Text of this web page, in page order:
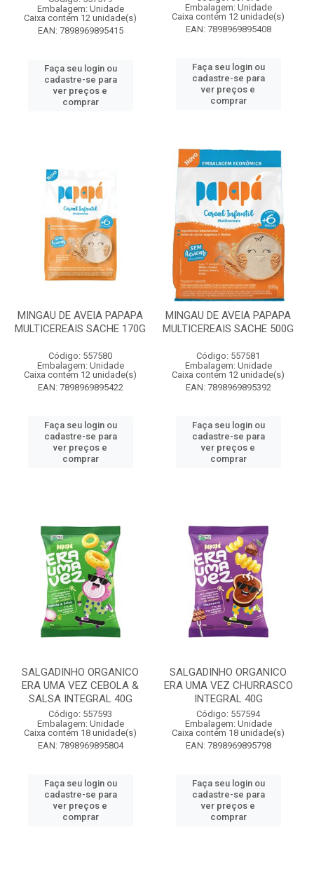
Embalagem: Unidade
Caixa contém 12 unidade(s)
EAN: 7898969895415
Faça seu login ou
cadastre-se para
ver preços e
comprar
Embalagem: Unidade
Caixa contém 12 unidade(s)
EAN: 7898969895408
Faça seu login ou
cadastre-se para
ver preços e
comprar
MINGAU DE AVEIA PAPAPA
MULTICEREAIS SACHE 170G
Código: 557580
Embalagem: Unidade
Caixa contém 12 unidade(s)
EAN: 7898969895422
Faça seu login ou
cadastre-se para
ver preços e
comprar
MINGAU DE AVEIA PAPAPA
MULTICEREAIS SACHE 500G
Código: 557581
Embalagem: Unidade
Caixa contém 12 unidade(s)
EAN: 7898969895392
Faça seu login ou
cadastre-se para
ver preços e
comprar
SALGADINHO ORGANICO
ERA UMA VEZ CEBOLA &
SALSA INTEGRAL 40G
Código: 557593
Embalagem: Unidade
Caixa contém 18 unidade(s)
EAN: 7898969895804
Faça seu login ou
cadastre-se para
ver preços e
comprar
SALGADINHO ORGANICO
ERA UMA VEZ CHURRASCO
INTEGRAL 40G
Código: 557594
Embalagem: Unidade
Caixa contém 18 unidade(s)
EAN: 7898969895798
Faça seu login ou
cadastre-se para
ver preços e
comprar